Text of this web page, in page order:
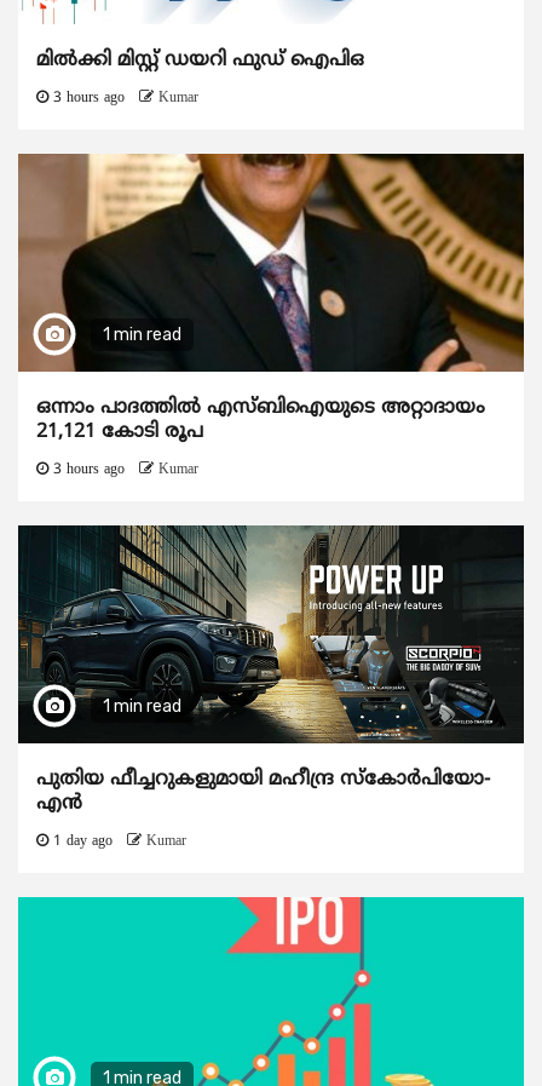
മിൽക്കി മിസ്റ്റ് ഡയറി ഫുഡ് ഐപിഒ
3 hours ago Kumar
1 min read
ഒന്നാം പാദത്തിൽ എസ്ബിഐയുടെ അറ്റാദായം
21,121 കോടി രൂപ
3 hours ago Kumar
1 min read
പുതിയ ഫീച്ചറുകളുമായി മഹീന്ദ്ര സ്കോർപിയോ-
എൻ
1 day ago Kumar
1 min read